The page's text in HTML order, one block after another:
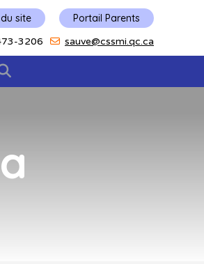
site Portail Parents
3206 sauve@cssmi.qc.ca